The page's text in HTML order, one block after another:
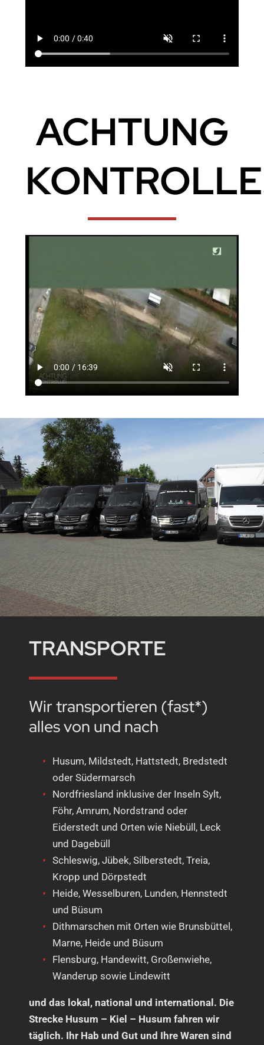
ACHTUNG
TRANSPORTE
Wir transportieren (fast*)
alles von und nach
Husum, Mildstedt, Hattstedt, Bredstedt
oder Südermarsch
Nordfriesland inklusive der Inseln Sylt,
Föhr, Amrum, Nordstrand oder
Eiderstedt und Orten wie Niebüll, Leck
und Dagebüll
Schleswig, Jübek, Silberstedt, Treia,
Kropp und Dörpstedt
Heide, Wesselburen, Lunden, Hennstedt
und Büsum
Dithmarschen mit Orten wie Brunsbüttel,
Marne, Heide und Büsum
Flensburg, Handewitt, Großenwiehe,
Wanderup sowie Lindewitt
und das lokal, national und international. Die
Strecke Husum – Kiel – Husum fahren wir
täglich. Ihr Hab und Gut und Ihre Waren sind